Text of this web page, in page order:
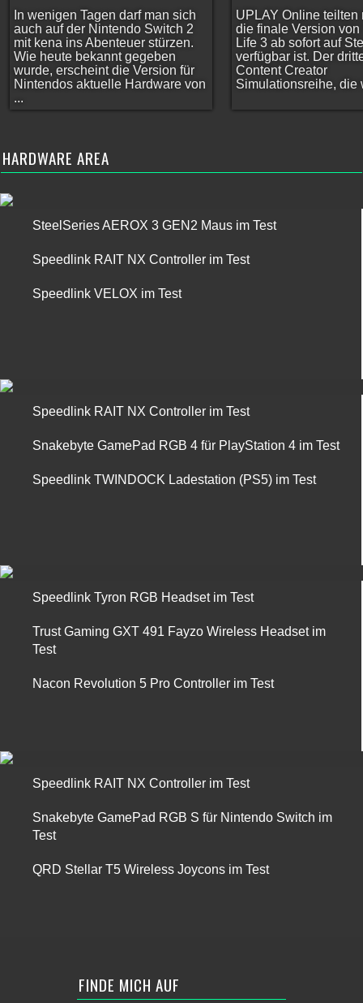
In wenigen Tagen darf man sich
auch auf der Nintendo Switch 2
mit kena ins Abenteuer stürzen.
Wie heute bekannt gegeben
wurde, erscheint die Version für
Nintendos aktuelle Hardware von
...
UPLAY Online teilten
die finale Version von
Life 3 ab sofort auf
verfügbar ist. Der
Content Creator
Simulationsreihe, die
HARDWARE AREA
SteelSeries AEROX 3 GEN2 Maus im Test
Speedlink RAIT NX Controller im Test
Speedlink VELOX im Test
Speedlink RAIT NX Controller im Test
Snakebyte GamePad RGB 4 für PlayStation 4 im Test
Speedlink TWINDOCK Ladestation (PS5) im Test
Speedlink Tyron RGB Headset im Test
Trust Gaming GXT 491 Fayzo Wireless Headset im
Test
Nacon Revolution 5 Pro Controller im Test
Speedlink RAIT NX Controller im Test
Snakebyte GamePad RGB S für Nintendo Switch im
Test
QRD Stellar T5 Wireless Joycons im Test
FINDE MICH AUF